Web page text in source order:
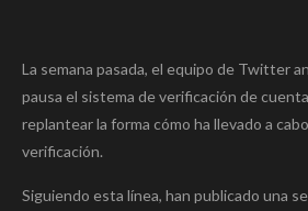
La semana pasada, el equipo de Twitter
pausa el sistema de verificación de
replantear la forma cómo ha llevado a
verificación.
Siguiendo esta línea, han publicado una